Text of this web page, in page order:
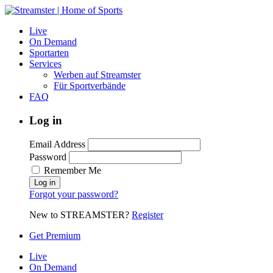
Live
On Demand
Sportarten
Services
Werben auf Streamster
Für Sportverbände
FAQ
Log in
Email Address
Password
Remember Me
Forgot your password?
New to STREAMSTER? Register
Get Premium
Live
On Demand